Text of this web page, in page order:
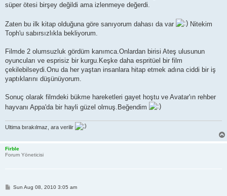
süper ötesi birşey değildi ama izlenmeye değerdi.
Zaten bu ilk kitap olduğuna göre sanıyorum dahası da var
Nitekim
Toph'u sabırsızlıkla bekliyorum.
Filmde 2 olumsuzluk gördüm kanımca.Onlardan birisi Ateş ulusunun
oyuncuları ve esprisiz bir kurgu.Keşke daha espritüel bir film
çekilebilseydi.Onu da her yaştan insanlara hitap etmek adına ciddi bir iş
yaptıklarını düşünüyorum.
Sonuç olarak filmdeki bükme hareketleri gayet hoştu ve Avatar'ın rehber
hayvanı Appa'da bir hayli güzel olmuş.Beğendim
Ultima bırakılmaz, ara verilir
Firble
Forum Yöneticisi
PSun Aug 08, 2010 3:05 am